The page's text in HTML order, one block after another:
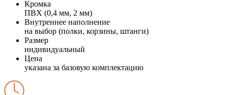
Кромка
ПВХ (0,4 мм, 2 мм)
Внутреннее наполнение
на выбор (полки, корзины, штанги)
Размер
индивидуальный
Цена
указана за базовую комплектацию